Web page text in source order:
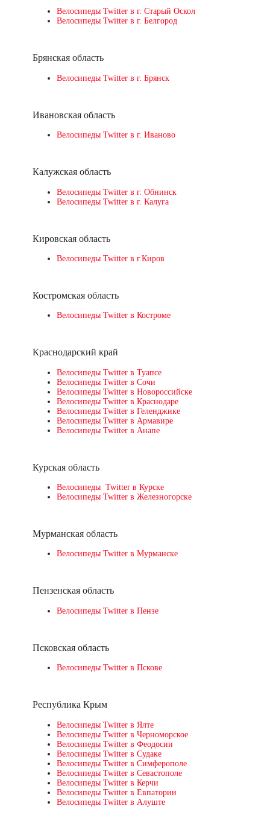
Велосипеды Twitter в г. Старый Оскол
Велосипеды Twitter в г. Белгород
Брянская область
Велосипеды Twitter в г. Брянск
Ивановская область
Велосипеды Twitter в г. Иваново
Калужская область
Велосипеды Twitter в г. Обнинск
Велосипеды Twitter в г. Калуга
Кировская область
Велосипеды Twitter в г.Киров
Костромская область
Велосипеды Twitter в Костроме
Краснодарский край
Велосипеды Twitter в Туапсе
Велосипеды Twitter в Сочи
Велосипеды Twitter в Новороссийске
Велосипеды Twitter в Краснодаре
Велосипеды Twitter в Геленджике
Велосипеды Twitter в Армавире
Велосипеды Twitter в Анапе
Курская область
Велосипеды Twitter в Курске
Велосипеды Twitter в Железногорске
Мурманская область
Велосипеды Twitter в Мурманске
Пензенская область
Велосипеды Twitter в Пензе
Псковская область
Велосипеды Twitter в Пскове
Республика Крым
Велосипеды Twitter в Ялте
Велосипеды Twitter в Черноморское
Велосипеды Twitter в Феодосии
Велосипеды Twitter в Судаке
Велосипеды Twitter в Симферополе
Велосипеды Twitter в Севастополе
Велосипеды Twitter в Керчи
Велосипеды Twitter в Евпатории
Велосипеды Twitter в Алуште